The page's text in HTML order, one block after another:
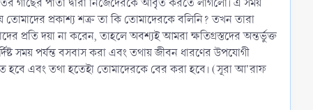
প্রকাশ্য শত্রু তা কি তোমাদেরকে বলিনি? তখন তারা
দয়া না করেন, তাহলে অবশ্যই আমরা ক্ষতিগ্রস্তদের অন্তর্ভুক্ত
সময় পর্যন্ত বসবাস করা এবং তথায় জীবন ধারণের উপযোগী
হবে এবং তথা হতেইা তোমাদেরকে বের করা হবে। (সূরা আ'রাফ